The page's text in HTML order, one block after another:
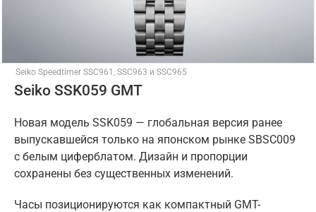
Seiko Speedtimer SSC961, SSC963 и SSC965
Seiko SSK059 GMT
Новая модель SSK059 — глобальная версия ранее
выпускавшейся только на японском рынке SBSC009
с белым циферблатом. Дизайн и пропорции
сохранены без существенных изменений.
Часы позиционируются как компактный GMT-